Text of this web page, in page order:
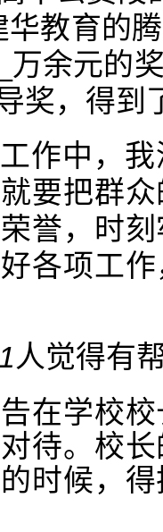
教育的
万余元的
奖，得到
作中，
要把群
誉，时
各项工
人觉得有
在学校
待。校
时候，